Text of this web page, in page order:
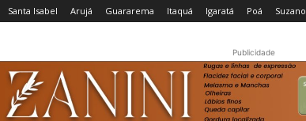
Santa Isabel Arujá Guararema Itaquá Igaratá Poá Suzano
Publicidade